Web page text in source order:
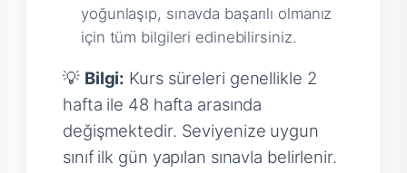
yoğunlaşıp, sınavda başarılı olmanız
için tüm bilgileri edinebilirsiniz.
💡 Bilgi: Kurs süreleri genellikle 2
hafta ile 48 hafta arasında
değişmektedir. Seviyenize uygun
sınıf ilk gün yapılan sınavla belirlenir.